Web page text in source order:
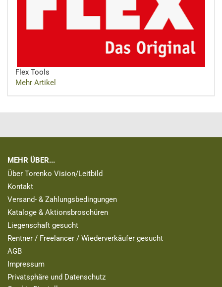
Flex Tools
Mehr Artikel
MEHR ÜBER...
Über Torenko Vision/Leitbild
Kontakt
Versand- & Zahlungsbedingungen
Kataloge & Aktionsbroschüren
Liegenschaft gesucht
Rentner / Freelancer / Wiederverkäufer gesucht
AGB
Impressum
Privatsphäre und Datenschutz